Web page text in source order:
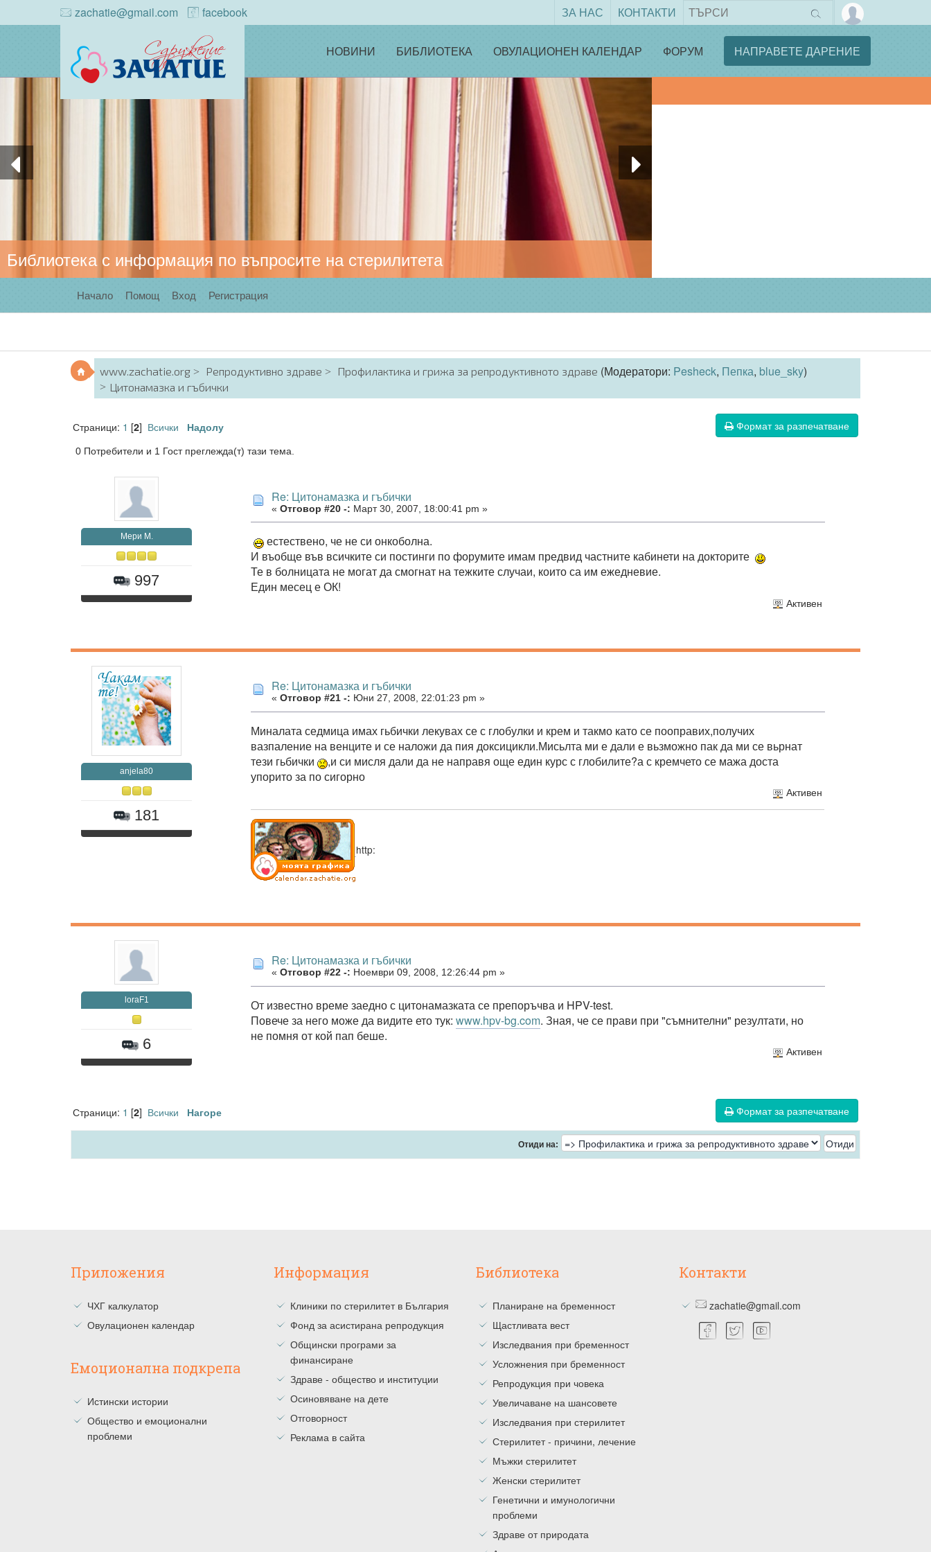
zachatie@gmail.com facebook ЗА НАС КОНТАКТИ
НОВИНИ БИБЛИОТЕКА ОВУЛАЦИОНЕН КАЛЕНДАР ФОРУМ НАПРАВЕТЕ ДАРЕНИЕ
Библиотека с информация по въпросите на стерилитета
Начало Помощ Вход Регистрация
www.zachatie.org Репродуктивно здраве Профилактика и грижа за репродуктивното здраве (Модератори: Pesheck, Пепка, blue_sky)
Цитонамазка и гъбички
Формат за разпечатване
Страници: 1 [2] Всички Надолу
0 Потребители и 1 Гост преглежда(т) тази тема.
Мери М.
997
Re: Цитонамазка и гъбички
« Отговор #20 -: Март 30, 2007, 18:00:41 pm »
естествено, че не си онкоболна.
И въобще във всичките си постинги по форумите имам предвид частните кабинети на докторите
Те в болницата не могат да смогнат на тежките случаи, които са им ежедневие.
Един месец е ОК!
Активен
anjela80
181
Re: Цитонамазка и гъбички
« Отговор #21 -: Юни 27, 2008, 22:01:23 pm »
Миналата седмица имах гьбички лекувах се с глобулки и крем и такмо като се пооправих,получих
вазпаление на венците и се наложи да пия доксицикли.Мисьлта ми е дали е вьзможно пак да ми се вьрнат
тези гьбички
,и си мисля дали да не направя още един курс с глобилите?а с кремчето се мажа доста
упорито за по сигорно
Активен
http:
loraF1
6
Re: Цитонамазка и гъбички
« Отговор #22 -: Ноември 09, 2008, 12:26:44 pm »
От известно време заедно с цитонамазката се препоръчва и HPV-test.
Повече за него може да видите ето тук: www.hpv-bg.com. Зная, че се прави при "съмнителни" резултати, но
не помня от кой пап беше.
Активен
Формат за разпечатване
Страници: 1 [2] Всички Нагоре
Отиди на:
Приложения
ЧХГ калкулатор
Овулационен календар
Емоционална подкрепа
Истински истории
Общество и емоционални
проблеми
Информация
Клиники по стерилитет в България
Фонд за асистирана репродукция
Общински програми за
финансиране
Здраве - общество и институции
Осиновяване на дете
Отговорност
Реклама в сайта
Библиотека
Планиране на бременност
Щастливата вест
Изследвания при бременност
Усложнения при бременност
Репродукция при човека
Увеличаване на шансовете
Изследвания при стерилитет
Стерилитет - причини, лечение
Мъжки стерилитет
Женски стерилитет
Генетични и имунологични
проблеми
Здраве от природата
Контакти
zachatie@gmail.com